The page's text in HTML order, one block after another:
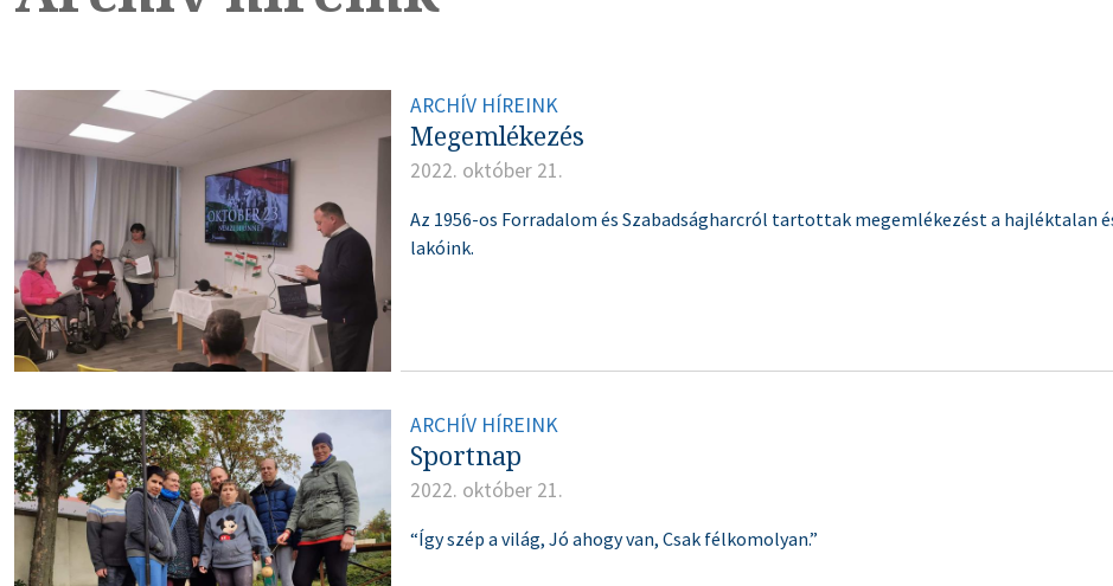
ARCHÍV HÍREINK
Megemlékezés
2022. október 21.
Az 1956-os Forradalom és Szabadságharcról tartottak megemlékezést a hajléktalan
lakóink.
ARCHÍV HÍREINK
Sportnap
2022. október 21.
“Így szép a világ, Jó ahogy van, Csak félkomolyan.”